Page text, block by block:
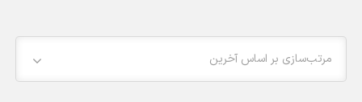
مرتب‌سازی بر اساس آخرین